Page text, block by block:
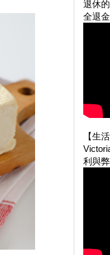
退休
全退金
【生
利與弊